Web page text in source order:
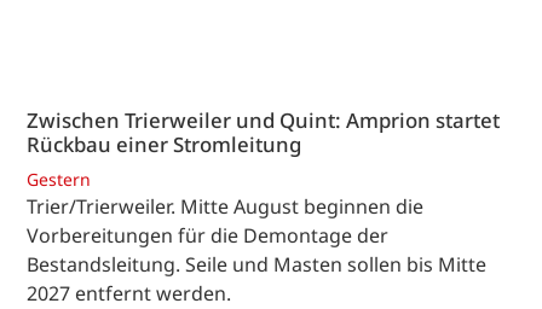
Zwischen Trierweiler und Quint: Amprion startet
Rückbau einer Stromleitung
Gestern
Trier/Trierweiler. Mitte August beginnen die
Vorbereitungen für die Demontage der
Bestandsleitung. Seile und Masten sollen bis Mitte
2027 entfernt werden.